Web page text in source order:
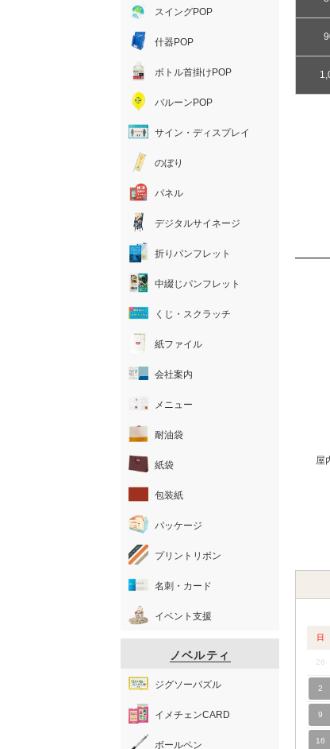
屋
日
26
2
9
16
スイングPOP
什器POP
ボトル首掛けPOP
バルーンPOP
サイン・ディスプレイ
のぼり
パネル
デジタルサイネージ
折りパンフレット
中綴じパンフレット
くじ・スクラッチ
紙ファイル
会社案内
メニュー
耐油袋
紙袋
包装紙
パッケージ
プリントリボン
名刺・カード
イベント支援
ノベルティ
ジグソーパズル
イメチェンCARD
ボールペン